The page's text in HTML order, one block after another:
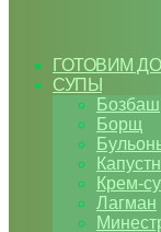
ГОТОВИМ
СУПЫ
Бозбаш
Борщ
Крем-
Лагман